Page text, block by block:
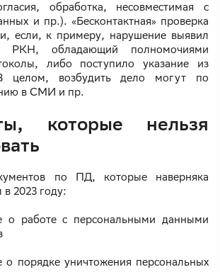
обработка, несовместимая с
и пр.). «Бесконтактная» проверка
если, к примеру, нарушение выявил
РКН, обладающий полномочиями
либо поступило указание из
целом, возбудить дело могут по
в СМИ и пр.
которые нельзя
по ПД, которые наверняка
в 2023 году:
о работе с персональными данными
о порядке уничтожения персональных